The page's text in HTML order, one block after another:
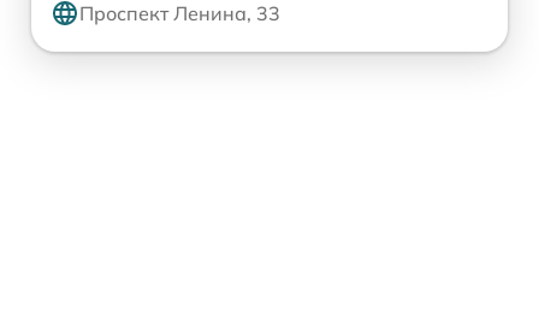
Проспект Ленина, 33